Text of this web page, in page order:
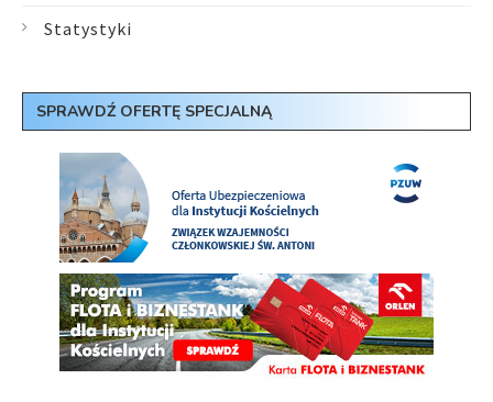
Statystyki
SPRAWDŹ OFERTĘ SPECJALNĄ